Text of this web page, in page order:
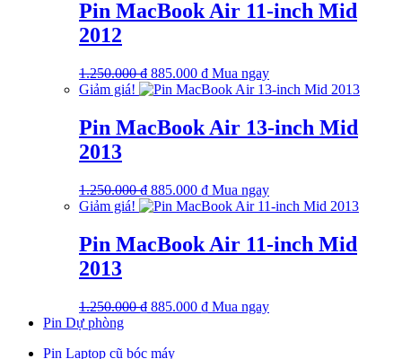
1.250.000 ₫.
là:
885.000 ₫.
Pin MacBook Air 11-inch Mid
2012
1.250.000₫ Giá
gốc
1.250.000 ₫.
885.000 ₫Giá
hiện
là:
885.000 ₫.
Mua ngay
Giảm giá!
Pin MacBook Air 13-inch Mid
2013
1.250.000₫ Giá
gốc
1.250.000 ₫.
885.000 ₫Giá
hiện
là:
885.000 ₫.
Mua ngay
Giảm giá!
Pin MacBook Air 11-inch Mid
2013
1.250.000₫ Giá
1.250.000 ₫.
885.000 ₫Giá
Mua ngay
Pin Dự phòng
Pin Laptop cũ bóc máy